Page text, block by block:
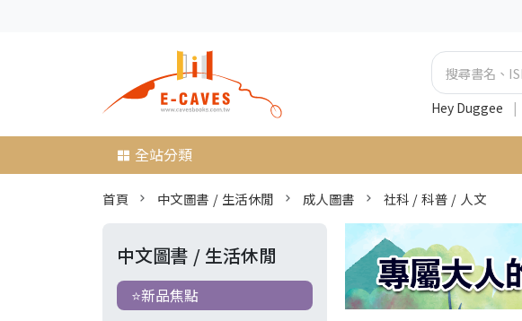
Hey Duggee |
全站分類
首頁 中文圖書 / 生活休閒 成人圖書 社科 / 科普 / 人文
中文圖書 / 生活休閒
⭐新品焦點